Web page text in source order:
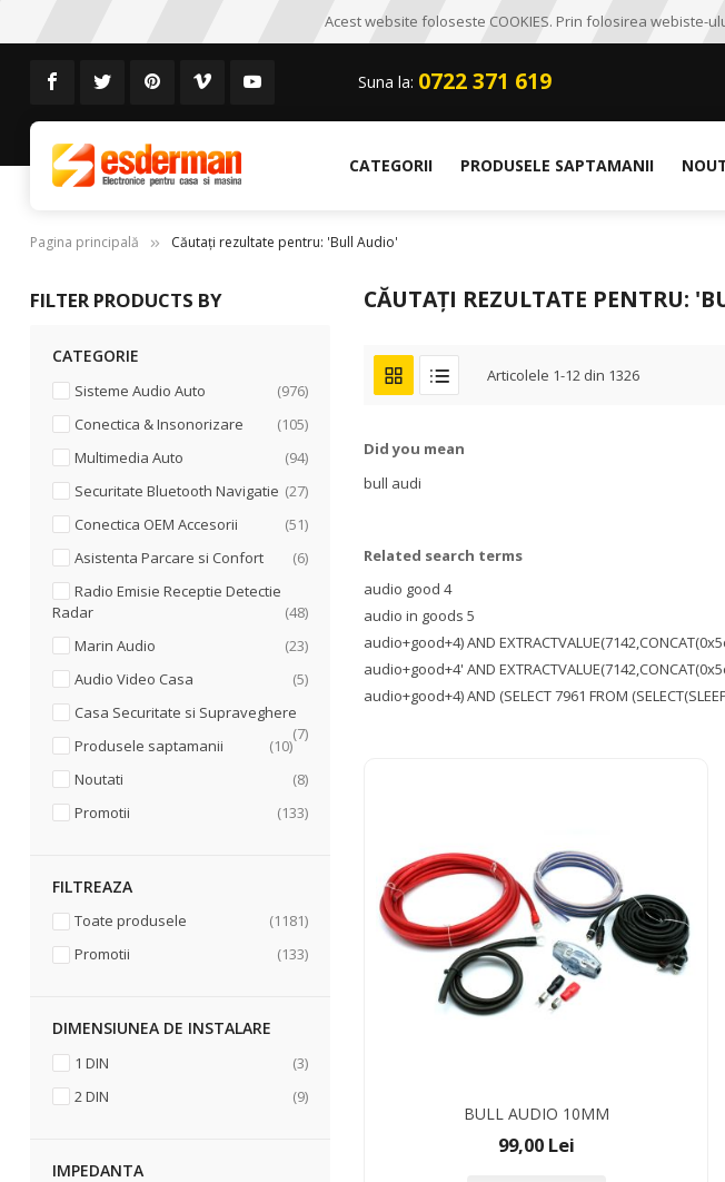
Acest website foloseste COOKIES. Prin folosirea webiste-
Suna la: 0722 371 619
CATEGORII PRODUSELE SAPTAMANII
Pagina principală Căutați rezultate pentru: 'Bull Audio'
CĂUTAȚI REZULTATE PENTRU:
Articolele 1-12 din 1326
Did you mean
bull audi
Related search terms
audio good 4
audio in goods 5
audio+good+4) AND
audio+good+4' AND
audio+good+4) AND (SELECT 7961 FROM
BULL AUDIO 10MM
99,00 Lei
FILTER PRODUCTS BY
CATEGORIE
Sisteme Audio Auto 976articole
Conectica & Insonorizare
105articole
Multimedia Auto
94articole
Securitate Bluetooth Navigatie
27articole
Conectica OEM Accesorii
51articole
Asistenta Parcare si Confort
6articole
Radio Emisie Receptie Detectie
Radar
48articole
Marin Audio
23articole
Audio Video Casa
5articole
Casa Securitate si Supraveghere
7articole
Produsele saptamanii 10articole
Noutati
8articole
Promotii
133articole
FILTREAZA
Toate produsele 1181articole
Promotii
133articole
DIMENSIUNEA DE INSTALARE
1 DIN 3articole
2 DIN
9articole
IMPEDANTA